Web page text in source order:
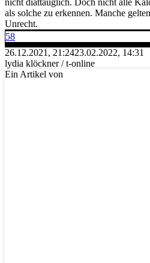
als solche zu erkennen. Manche
Unrecht.
58
26.12.2021, 21:2423.02.2022, 14:31
lydia klöckner / t-online
Ein Artikel von